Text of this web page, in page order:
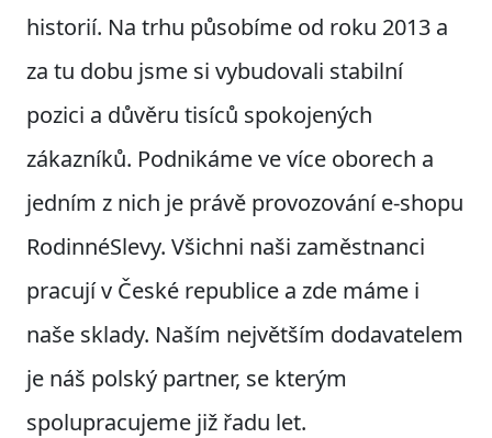
historií. Na trhu působíme od roku 2013 a
za tu dobu jsme si vybudovali stabilní
pozici a důvěru tisíců spokojených
zákazníků. Podnikáme ve více oborech a
jedním z nich je právě provozování e-shopu
RodinnéSlevy. Všichni naši zaměstnanci
pracují v České republice a zde máme i
naše sklady. Naším největším dodavatelem
je náš polský partner, se kterým
spolupracujeme již řadu let.